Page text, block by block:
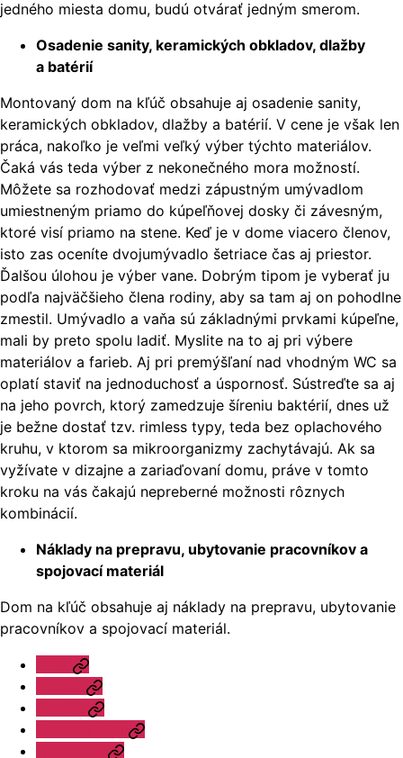
jedného miesta domu, budú otvárať jedným smerom.
Osadenie sanity, keramických obkladov, dlažby
a batérií
Montovaný dom na kľúč obsahuje aj osadenie sanity,
keramických obkladov, dlažby a batérií. V cene je však len
práca, nakoľko je veľmi veľký výber týchto materiálov.
Čaká vás teda výber z nekonečného mora možností.
Môžete sa rozhodovať medzi zápustným umývadlom
umiestneným priamo do kúpeľňovej dosky či závesným,
ktoré visí priamo na stene. Keď je v dome viacero členov,
isto zas oceníte dvojumývadlo šetriace čas aj priestor.
Ďalšou úlohou je výber vane. Dobrým tipom je vyberať ju
podľa najväčšieho člena rodiny, aby sa tam aj on pohodlne
zmestil. Umývadlo a vaňa sú základnými prvkami kúpeľne,
mali by preto spolu ladiť. Myslite na to aj pri výbere
materiálov a farieb. Aj pri premýšľaní nad vhodným WC sa
oplatí staviť na jednoduchosť a úspornosť. Sústreďte sa aj
na jeho povrch, ktorý zamedzuje šíreniu baktérií, dnes už
je bežne dostať tzv. rimless typy, teda bez oplachového
kruhu, v ktorom sa mikroorganizmy zachytávajú. Ak sa
vyžívate v dizajne a zariaďovaní domu, práve v tomto
kroku na vás čakajú nepreberné možnosti rôznych
kombinácií.
Náklady na prepravu, ubytovanie pracovníkov a
spojovací materiál
Dom na kľúč obsahuje aj náklady na prepravu, ubytovanie
pracovníkov a spojovací materiál.